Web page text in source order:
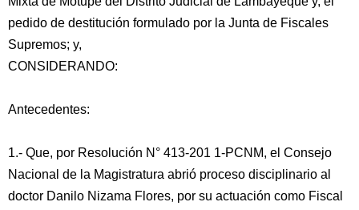
pedido de destitución formulado por la Junta de Fiscales
Supremos; y,
CONSIDERANDO:
Antecedentes:
1.- Que, por Resolución N° 413-201 1-PCNM, el Consejo
Nacional de la Magistratura abrió proceso disciplinario al
doctor Danilo Nizama Flores, por su actuación como Fiscal